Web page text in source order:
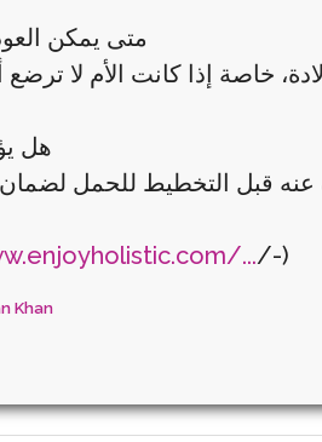
متى يمكن
هل
.../-)
Khan